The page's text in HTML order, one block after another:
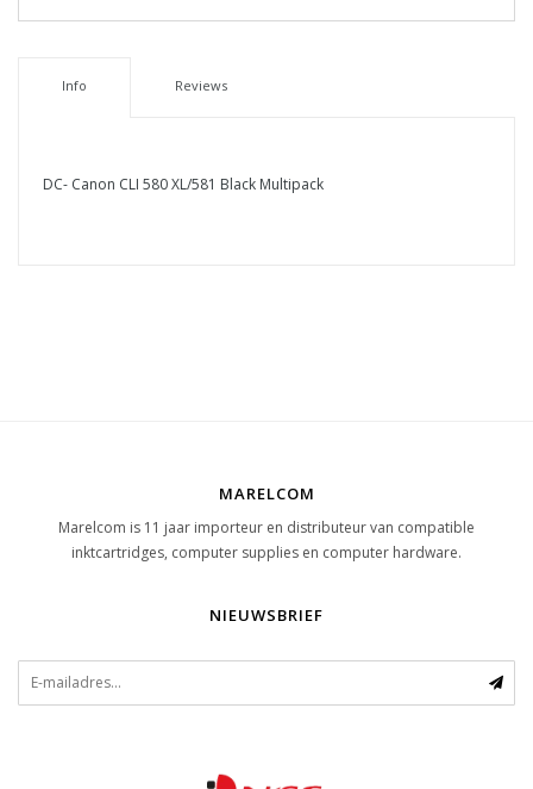
Info Reviews
DC- Canon CLI 580 XL/581 Black Multipack
MARELCOM
Marelcom is 11 jaar importeur en distributeur van compatible
inktcartridges, computer supplies en computer hardware.
NIEUWSBRIEF